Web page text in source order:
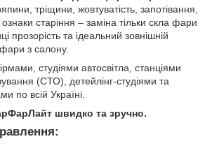
тріщини, жовтуватість, запотівання,
ознаки старіння – заміна тільки скла фари
прозорість та ідеальний зовнішній
з салону.
студіями автосвітла, станціями
(СТО), детейлінг-студіями та
по всій Україні.
швидко та зручно.